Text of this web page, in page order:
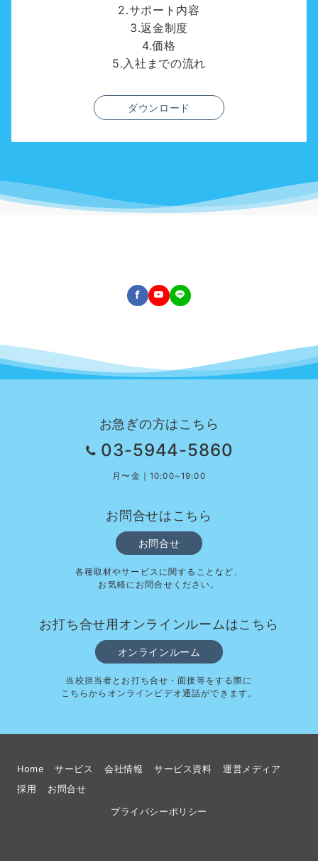
2.サポート内容
3.返金制度
4.価格
5.入社までの流れ
ダウンロード
お急ぎの方はこちら
03-5944-5860
月〜金｜10:00~19:00
お問合せはこちら
お問合せ
各種取材やサービスに関することなど、
お気軽にお問合せください。
お打ち合せ用オンラインルームはこちら
オンラインルーム
当校担当者とお打ち合せ・面接等をする際に
こちらからオンラインビデオ通話ができます。
Home サービス 会社情報 サービス資料
運営メディア
採用
お問合せ
プライバシーポリシー